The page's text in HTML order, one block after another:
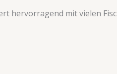
hervorragend mit vielen